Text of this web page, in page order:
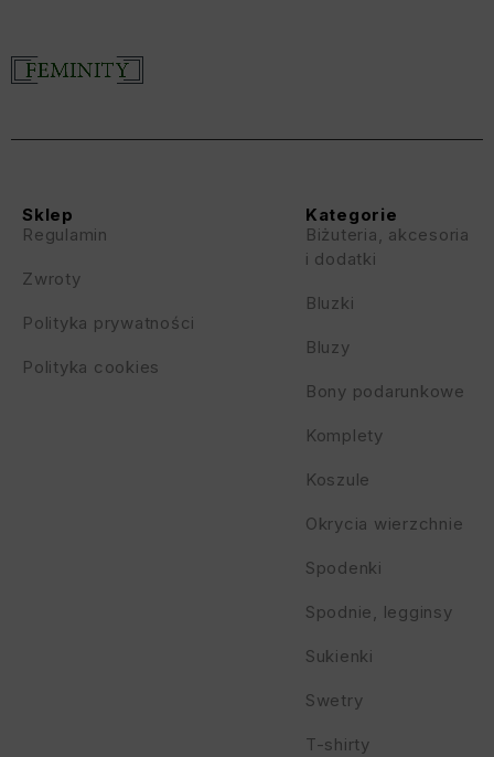
Kategorie
Biżuteria, akcesoria
i dodatki
Bluzki
Bluzy
Bony podarunkowe
Komplety
Koszule
Okrycia wierzchnie
Spodenki
Spodnie, legginsy
Sukienki
Swetry
T-shirty
Sklep
Regulamin
Zwroty
Polityka prywatności
Polityka cookies